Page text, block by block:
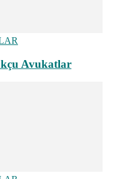
Avukatlar